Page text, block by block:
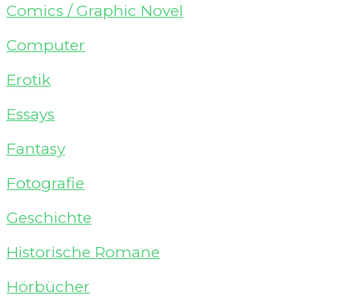
Comics / Graphic Novel
Computer
Erotik
Essays
Fantasy
Fotografie
Geschichte
Historische Romane
Hörbücher